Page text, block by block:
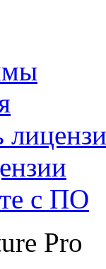
с ПО
Pro